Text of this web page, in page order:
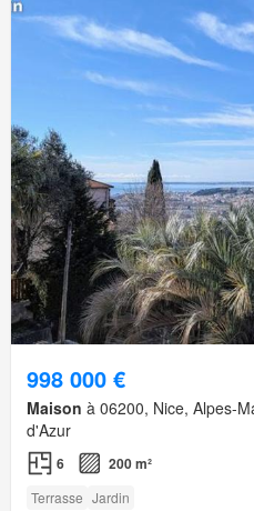
998 000 €
Maison à 06200, Nice, Alpes-
d'Azur
6 200 m²
Terrasse Jardin